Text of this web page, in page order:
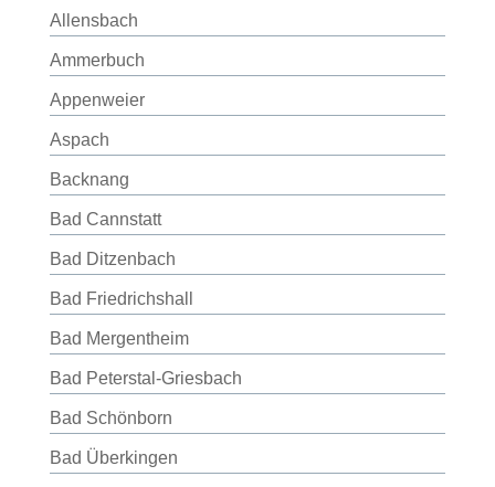
Allensbach
Ammerbuch
Appenweier
Aspach
Backnang
Bad Cannstatt
Bad Ditzenbach
Bad Friedrichshall
Bad Mergentheim
Bad Peterstal-Griesbach
Bad Schönborn
Bad Überkingen